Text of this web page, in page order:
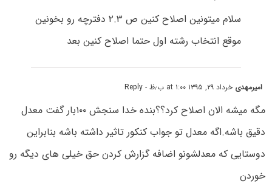
سلام میتونین اصلاح کنین ص ۲.۳ دفترچه رو بخونین
موقع انتخاب رشته اول حتما اصلاح کنین بعد
امیرمهدی خرداد ۲۹, ۱۳۹۵ at ۱:۰۰ ب٫ظ - Reply
مگه میشه الان اصلاح کرد؟؟بنده خدا سنجش ۱۰۰بار گفت معدل
دقیق باشه.اگه معدل تو جواب کنکور تاثیر داشته باشه بنابراین
دوستایی که معدلشونو اضافه گزارش کردن حق خیلی های دیگه رو
خوردن